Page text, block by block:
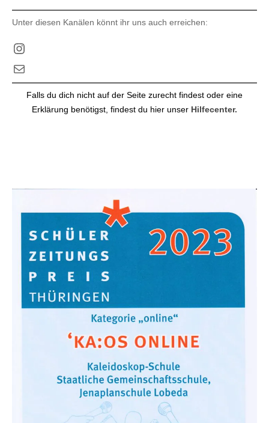
Unter diesen Kanälen könnt ihr uns auch erreichen:
Instagram
E-Mail
Falls du dich nicht auf der Seite zurecht findest oder eine
Erklärung benötigst, findest du hier unser Hilfecenter.